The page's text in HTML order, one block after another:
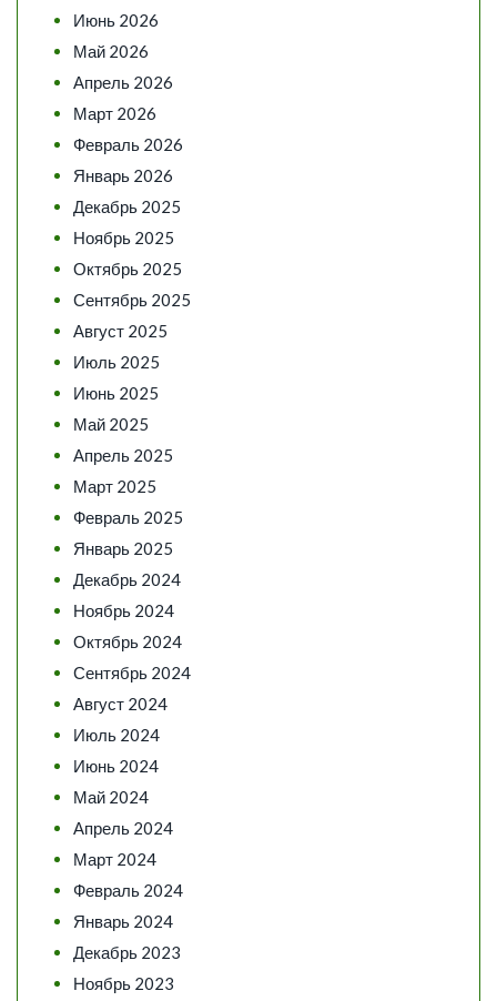
Июнь 2026
Май 2026
Апрель 2026
Март 2026
Февраль 2026
Январь 2026
Декабрь 2025
Ноябрь 2025
Октябрь 2025
Сентябрь 2025
Август 2025
Июль 2025
Июнь 2025
Май 2025
Апрель 2025
Март 2025
Февраль 2025
Январь 2025
Декабрь 2024
Ноябрь 2024
Октябрь 2024
Сентябрь 2024
Август 2024
Июль 2024
Июнь 2024
Май 2024
Апрель 2024
Март 2024
Февраль 2024
Январь 2024
Декабрь 2023
Ноябрь 2023